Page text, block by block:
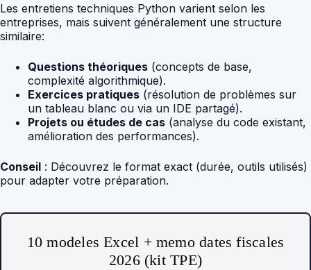
Les entretiens techniques Python varient selon les
entreprises, mais suivent généralement une structure
similaire:
Questions théoriques (concepts de base,
complexité algorithmique).
Exercices pratiques (résolution de problèmes sur
un tableau blanc ou via un IDE partagé).
Projets ou études de cas (analyse du code existant,
amélioration des performances).
Conseil : Découvrez le format exact (durée, outils utilisés)
pour adapter votre préparation.
10 modeles Excel + memo dates fiscales
2026 (kit TPE)